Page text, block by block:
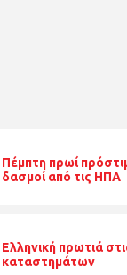
Πέμπτη πρωί
δασμοί από τις ΗΠΑ
Ελληνική πρωτιά
καταστημάτων